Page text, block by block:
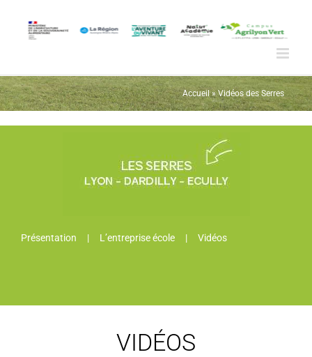
contenu
Accueil»Vidéos des Serres
Présentation L’entreprise école Vidéos
VIDÉOS